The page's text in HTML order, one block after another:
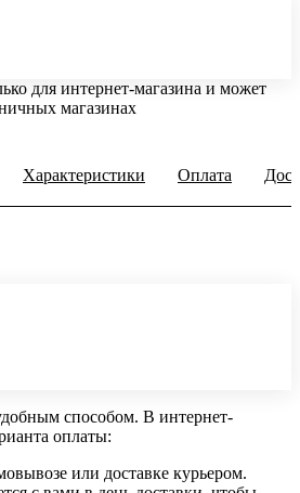
для интернет-магазина и может
магазинах
Характеристики Оплата
способом. В интернет-
оплаты:
или доставке курьером.